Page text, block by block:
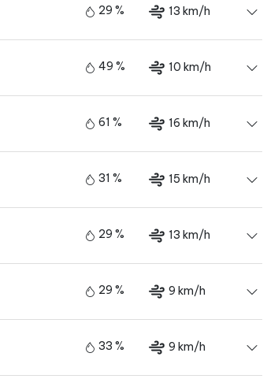
29 % 13 km/h
49 % 10 km/h
61 % 16 km/h
31 % 15 km/h
29 % 13 km/h
29 % 9 km/h
33 % 9 km/h